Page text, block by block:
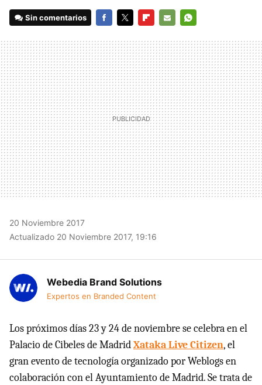
Sin comentarios
MAIL
20 Noviembre 2017
Actualizado 20 Noviembre 2017, 19:16
Webedia Brand Solutions
Expertos en Branded Content
Los próximos días 23 y 24 de noviembre se celebra en el
Palacio de Cibeles de MadridXataka Live Citizen, el
gran evento de tecnología organizado por Weblogs en
colaboración con el Ayuntamiento de Madrid. Se trata de